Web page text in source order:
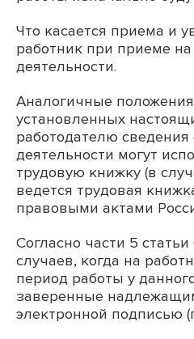
Что касается приема и
работник при приеме
деятельности.
Аналогичные положения
установленных
работодателю
деятельности могут
трудовую книжку (в
ведется трудовая
правовыми актами
Согласно части 5
случаев, когда на
период работы у
заверенные
электронной подписью